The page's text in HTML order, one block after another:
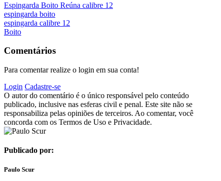
Espingarda Boito Reúna calibre 12
espingarda boito
espingarda calibre 12
Boito
Comentários
Para comentar realize o login em sua conta!
Login Cadastre-se
O autor do comentário é o único responsável pelo conteúdo
publicado, inclusive nas esferas civil e penal. Este site não se
responsabiliza pelas opiniões de terceiros. Ao comentar, você
concorda com os Termos de Uso e Privacidade.
Publicado por:
Paulo Scur